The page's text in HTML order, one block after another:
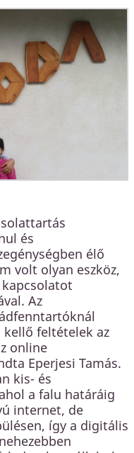
és
élő
volt olyan eszköz,
Az
kellő feltételek az
online
Eperjesi Tamás.
kis- és
a falu határáig
internet, de
így a digitális